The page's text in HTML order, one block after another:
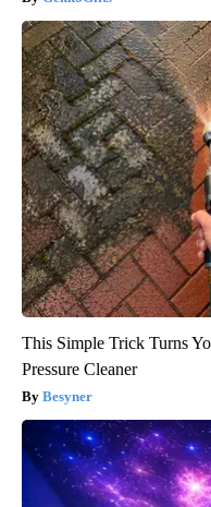
This Simple Trick Turns
Pressure Cleaner
Besyner